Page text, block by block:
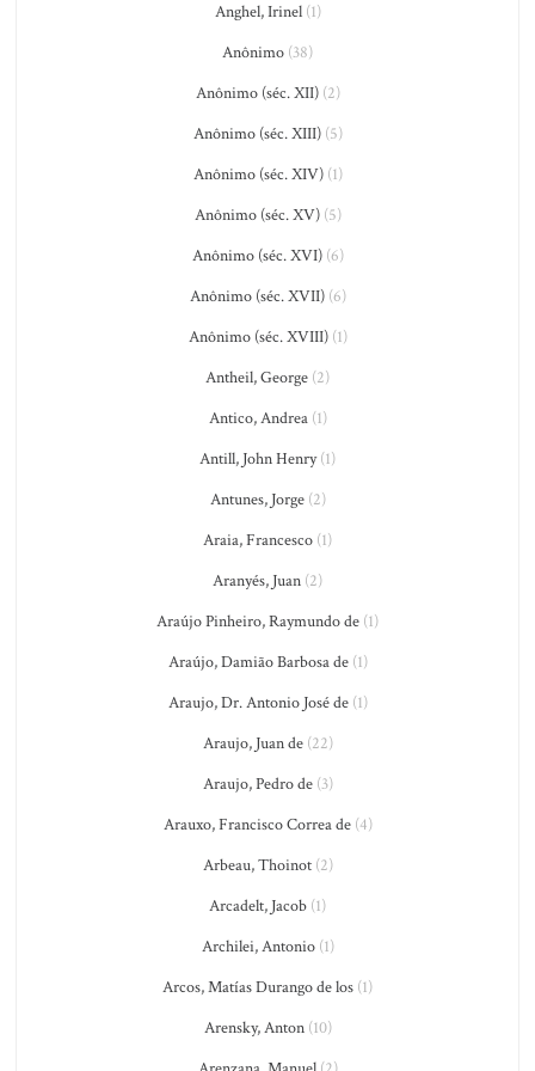
Anghel, Irinel(1)
Anônimo (38)
Anônimo (séc. XII)(2)
Anônimo (séc. XIII)(5)
Anônimo (séc. XIV)(1)
Anônimo (séc. XV)(5)
Anônimo (séc. XVI)(6)
Anônimo (séc. XVII)(6)
Anônimo (séc. XVIII)(1)
Antheil, George (2)
Antico, Andrea(1)
Antill, John Henry(1)
Antunes, Jorge(2)
Araia, Francesco (1)
Aranyés, Juan (2)
Araújo Pinheiro, Raymundo de (1)
Araújo, Damião Barbosa de(1)
Araujo, Dr. Antonio José de(1)
Araujo, Juan de(22)
Araujo, Pedro de(3)
Arauxo, Francisco Correa de(4)
Arbeau, Thoinot(2)
Arcadelt, Jacob (1)
Archilei, Antonio(1)
Arcos, Matías Durango de los (1)
Arensky, Anton(10)